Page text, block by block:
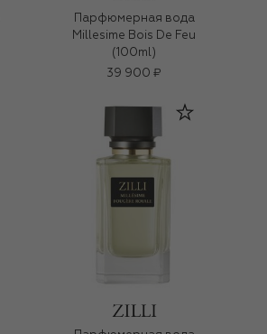
Парфюмерная вода
Millesime Bois De Feu
(100ml)
39 900 ₽